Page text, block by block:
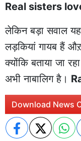
Real sisters
लेकिन बड़ा सवाल
लड़कियां गायब हैं
क्योंकि बताया जा
अभी नाबालिग है।
Download News